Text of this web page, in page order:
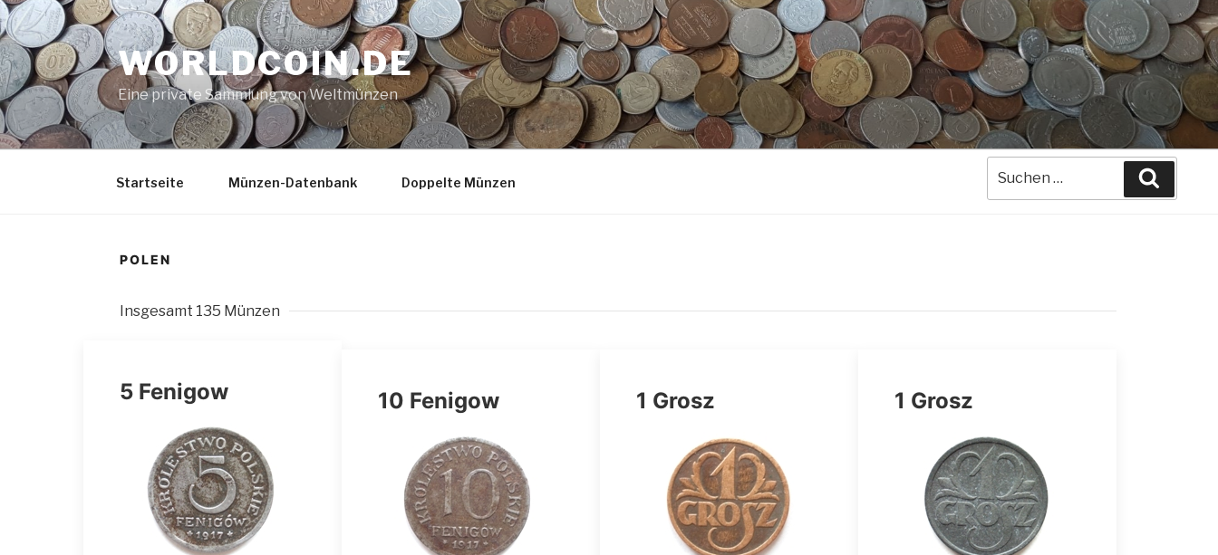
Zum
Inhalt
springen
WORLDCOIN.DE
Eine private Sammlung von Weltmünzen
Startseite Münzen-Datenbank Doppelte Münzen
Suche
nach:
POLEN
Insgesamt 135 Münzen
5 Fenigow 10 Fenigow 1 Grosz 1 Grosz